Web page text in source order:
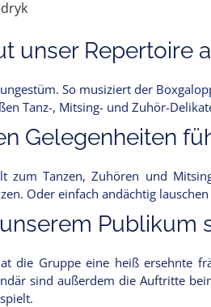
unser Repertoire
So musiziert der
Tanz-, Mitsing- und Zuhör-
Gelegenheiten
zum Tanzen, Zuhören und
Oder einfach andächtig
Publikum
die Gruppe eine heiß ersehnte
sind außerdem die Auftritte